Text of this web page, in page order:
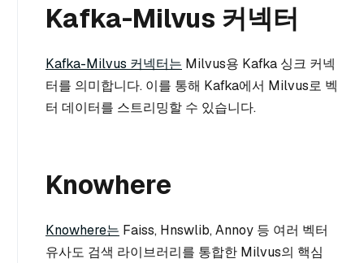
Kafka-Milvus 커넥터
Kafka-Milvus 커넥터는 Milvus용 Kafka 싱크 커넥
터를 의미합니다. 이를 통해 Kafka에서 Milvus로 벡
터 데이터를 스트리밍할 수 있습니다.
Knowhere
Knowhere는 Faiss, Hnswlib, Annoy 등 여러 벡터
유사도 검색 라이브러리를 통합한 Milvus의 핵심